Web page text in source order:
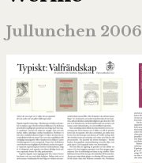
Jullunchen 2006